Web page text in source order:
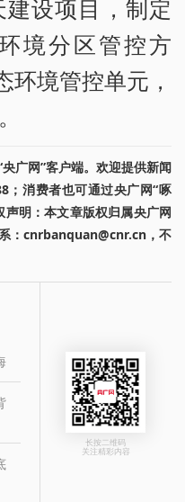
设项目，制定
境分区管控方
境管控单元，
广网”客户端。欢迎提供新闻
；消费者也可通过央广网“啄
明：本文章版权归属央广网
：cnrbanquan@cnr.cn，不
长按二维码
关注精彩内容